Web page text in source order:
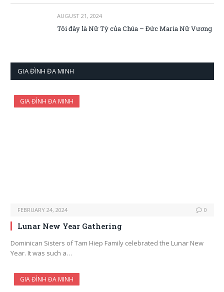
AUGUST 21, 2024
Tôi đây là Nữ Tỳ của Chúa – Đức Maria Nữ Vương
GIA ĐÌNH ĐA MINH
GIA ĐÌNH ĐA MINH
FEBRUARY 24, 2024 0
Lunar New Year Gathering
Dominican Sisters of Tam Hiep Family celebrated the Lunar New
Year. It was such a…
GIA ĐÌNH ĐA MINH